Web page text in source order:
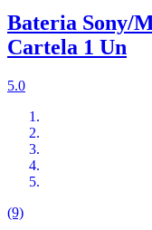
Bateria Sony/
Cartela 1 Un
5.0
(9)